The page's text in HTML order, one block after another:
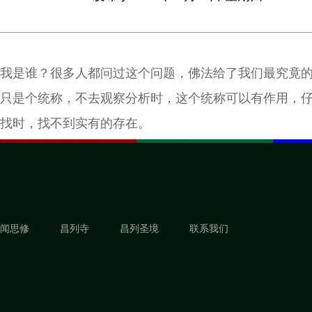
我是谁？很多人都问过这个问题，佛法给了我们最究竟
只是个统称，不去观察分析时，这个统称可以有作用，
找时，找不到实有的存在。
闻思修 昌列寺 昌列圣境 联系我们